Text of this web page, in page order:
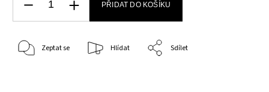
PŘIDAT DO KOŠÍKU
Zeptat se Hlídat Sdílet